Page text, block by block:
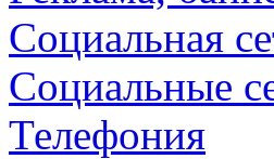
Социальная
Социальные
Телефония